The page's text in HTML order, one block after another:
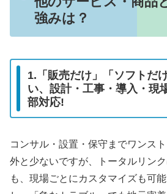
強みは？
1.「販売だけ」「ソフトだ
い、設計・工事・導入・現
部対応!
コンサル・設置・保守までワンス
外と少ないですが、トータルリン
も、現場ごとにカスタマイズも可